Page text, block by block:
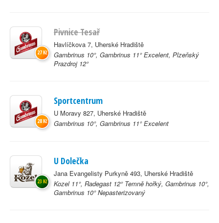
Pivnice Tesař
Havlíčkova 7, Uherské Hradiště
Gambrinus 10°, Gambrinus 11° Excelent, Plzeňský
Prazdroj 12°
27 Kč
Sportcentrum
U Moravy 827, Uherské Hradiště
Gambrinus 10°, Gambrinus 11° Excelent
28 Kč
U Dolečka
Jana Evangelisty Purkyně 493, Uherské Hradiště
Kozel 11°, Radegast 12° Temně hořký, Gambrinus 10°,
Gambrinus 10° Nepasterizovaný
23 Kč